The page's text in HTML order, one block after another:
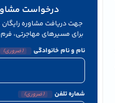
درخواست
جهت دریافت مشاوره رایگان
برای مسیرهای مهاجرتی، فرم
نام و نام خانوادگی (ضروری)
شماره تلفن (ضروری)